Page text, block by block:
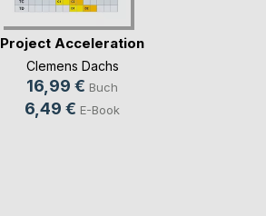
Project Acceleration
Clemens Dachs
16,99 € Buch
6,49 € E-Book